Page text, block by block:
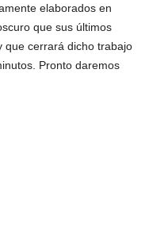
elaborados en
que sus últimos
que cerrará dicho trabajo
Pronto daremos